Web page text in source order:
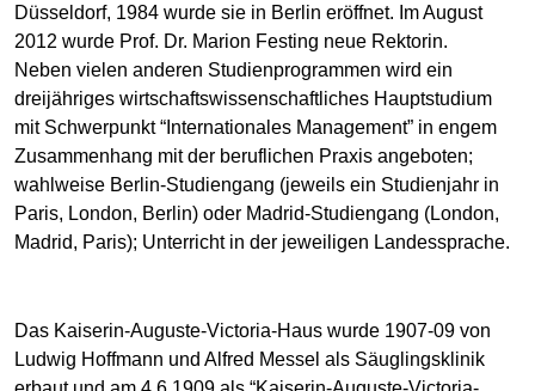
Düsseldorf, 1984 wurde sie in Berlin eröffnet. Im August
2012 wurde Prof. Dr. Marion Festing neue Rektorin.
Neben vielen anderen Studienprogrammen wird ein
dreijähriges wirtschaftswissenschaftliches Hauptstudium
mit Schwerpunkt “Internationales Management” in engem
Zusammenhang mit der beruflichen Praxis angeboten;
wahlweise Berlin-Studiengang (jeweils ein Studienjahr in
Paris, London, Berlin) oder Madrid-Studiengang (London,
Madrid, Paris); Unterricht in der jeweiligen Landessprache.
Das Kaiserin-Auguste-Victoria-Haus wurde 1907-09 von
Ludwig Hoffmann und Alfred Messel als Säuglingsklinik